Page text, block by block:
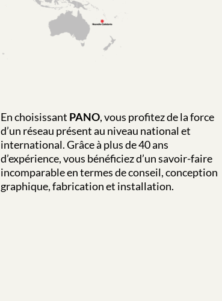
En choisissant PANO, vous profitez de la force
d’un réseau présent au niveau national et
international. Grâce à plus de 40 ans
d’expérience, vous bénéficiez d’un savoir-faire
incomparable en termes de conseil, conception
graphique, fabrication et installation.